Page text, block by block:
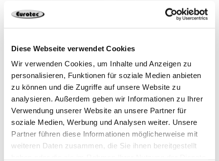
Diese Webseite verwendet Cookies
Wir verwenden Cookies, um Inhalte und Anzeigen zu
personalisieren, Funktionen für soziale Medien anbieten
zu können und die Zugriffe auf unsere Website zu
analysieren. Außerdem geben wir Informationen zu Ihrer
Verwendung unserer Website an unsere Partner für
soziale Medien, Werbung und Analysen weiter. Unsere
Partner führen diese Informationen möglicherweise mit
weiteren Daten zusammen, die Sie ihnen bereitgestellt
Alu-Systemprofil EVO
Alu-Systemprofil EVO
Light